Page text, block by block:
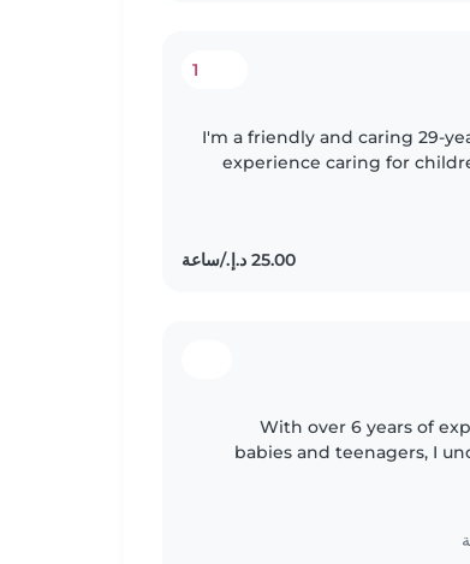
1
I'm a friendly and caring 29-
experience caring for
With over 6 years of
babies and teenagers, I